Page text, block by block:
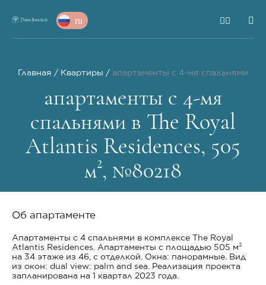
ru
Главная Квартиры апартаменты с 4-мя спальнями
апартаменты с 4-мя
спальнями в The Royal
Atlantis Residences, 505
м², №80218
Об апартаменте
Апартаменты с 4 спальнями в комплексе The Royal
Atlantis Residences. Апартаменты с площадью 505 м²
на 34 этаже из 46, с отделкой. Окна: панорамные. Вид
из окон: dual view: palm and sea. Реализация проекта
запланирована на 1 квартал 2023 года.